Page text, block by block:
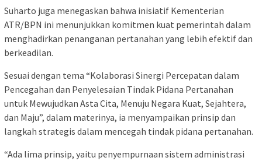
Suharto juga menegaskan bahwa inisiatif Kementerian
ATR/BPN ini menunjukkan komitmen kuat pemerintah dalam
menghadirkan penanganan pertanahan yang lebih efektif dan
berkeadilan.
Sesuai dengan tema “Kolaborasi Sinergi Percepatan dalam
Pencegahan dan Penyelesaian Tindak Pidana Pertanahan
untuk Mewujudkan Asta Cita, Menuju Negara Kuat, Sejahtera,
dan Maju”, dalam materinya, ia menyampaikan prinsip dan
langkah strategis dalam mencegah tindak pidana pertanahan.
“Ada lima prinsip, yaitu penyempurnaan sistem administrasi